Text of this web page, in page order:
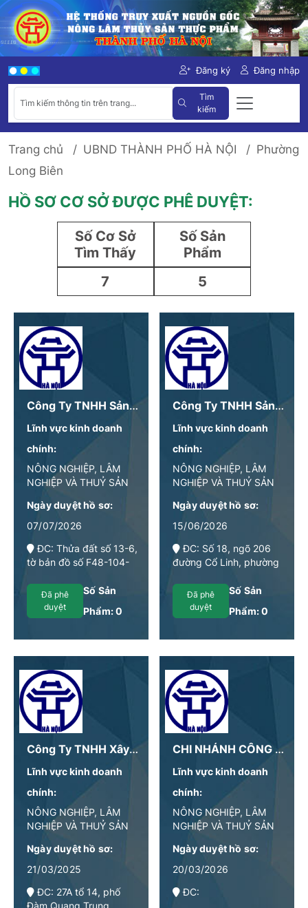
Đăng ký Đăng nhập
Tìm
kiếm
Trang chủ UBND THÀNH PHỐ HÀ NỘI
Phường
Long Biên
HỒ SƠ CƠ SỞ ĐƯỢC PHÊ DUYỆT:
Số Cơ Sở
Tìm Thấy
7
Số Sản
Phẩm
5
Công Ty TNHH Sản Xuất & Thương Mại Ducheefood
Lĩnh vực kinh doanh
chính:
NÔNG NGHIỆP, LÂM
NGHIỆP VÀ THUỶ SẢN
Ngày duyệt hồ sơ:
07/07/2026
ĐC: Thửa đất số 13-6,
tờ bản đồ số F48-104-
phường Long Biên,
thành phố Hà Nội
Đã phê
duyệt
Số Sản
Phẩm:0
Công Ty TNHH Sản Xuất Và Xuất Nhập Khẩu Thực Phẩm Xanh
Lĩnh vực kinh doanh
chính:
NÔNG NGHIỆP, LÂM
NGHIỆP VÀ THUỶ SẢN
Ngày duyệt hồ sơ:
15/06/2026
ĐC: Số 18, ngõ 206
đường Cổ Linh, phường
Nội Đã phê
duyệt
Số Sản
Phẩm:0
Công Ty TNHH Xây Dựng Và Giáo Dục Thiên Cảnh
Lĩnh vực kinh doanh
chính:
NÔNG NGHIỆP, LÂM
NGHIỆP VÀ THUỶ SẢN
Ngày duyệt hồ sơ:
21/03/2025
ĐC: 27A tổ 14, phố
Đàm Quang Trung,
CHI NHÁNH CÔNG TY TNHH THƯ MỤC BẾP VN
Lĩnh vực kinh doanh
chính:
NÔNG NGHIỆP, LÂM
NGHIỆP VÀ THUỶ SẢN
Ngày duyệt hồ sơ:
20/03/2026
ĐC: